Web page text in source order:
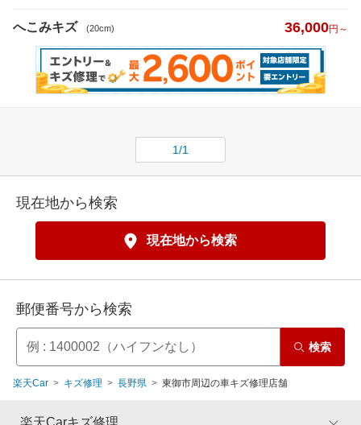
へこみキズ (20cm) 36,000円～
1/1
現在地から検索
現在地から検索
郵便番号から検索
検索
楽天Car キズ修理 長野県 東御市周辺の車キズ修理店舗